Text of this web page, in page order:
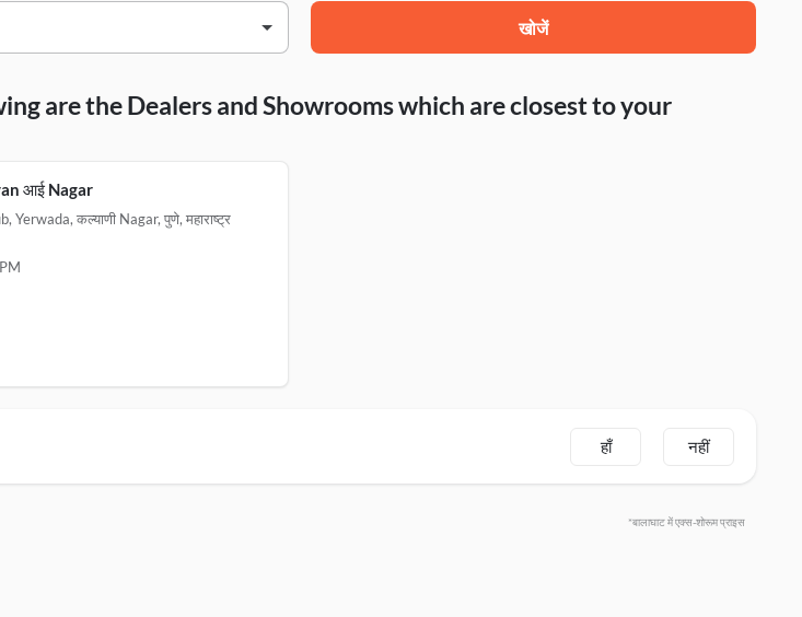
खोजें
are the Dealers and Showrooms which are closest to your
आई Nagar
कल्याणी Nagar, पुणे, महाराष्ट्र
हाँ नहीं
*बालाघाट में एक्स-शोरूम प्राइस